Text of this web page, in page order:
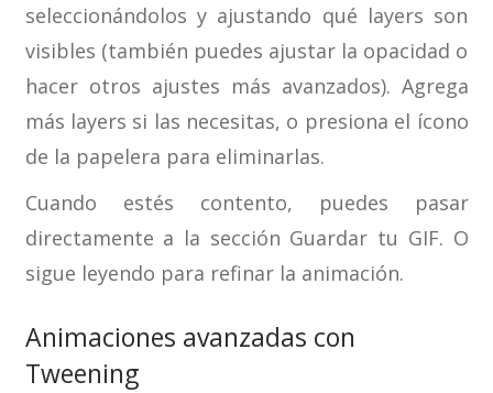
seleccionándolos y ajustando qué layers son
visibles (también puedes ajustar la opacidad o
hacer otros ajustes más avanzados). Agrega
más layers si las necesitas, o presiona el ícono
de la papelera para eliminarlas.
Cuando estés contento, puedes pasar
directamente a la sección Guardar tu GIF. O
sigue leyendo para refinar la animación.
Animaciones avanzadas con
Tweening